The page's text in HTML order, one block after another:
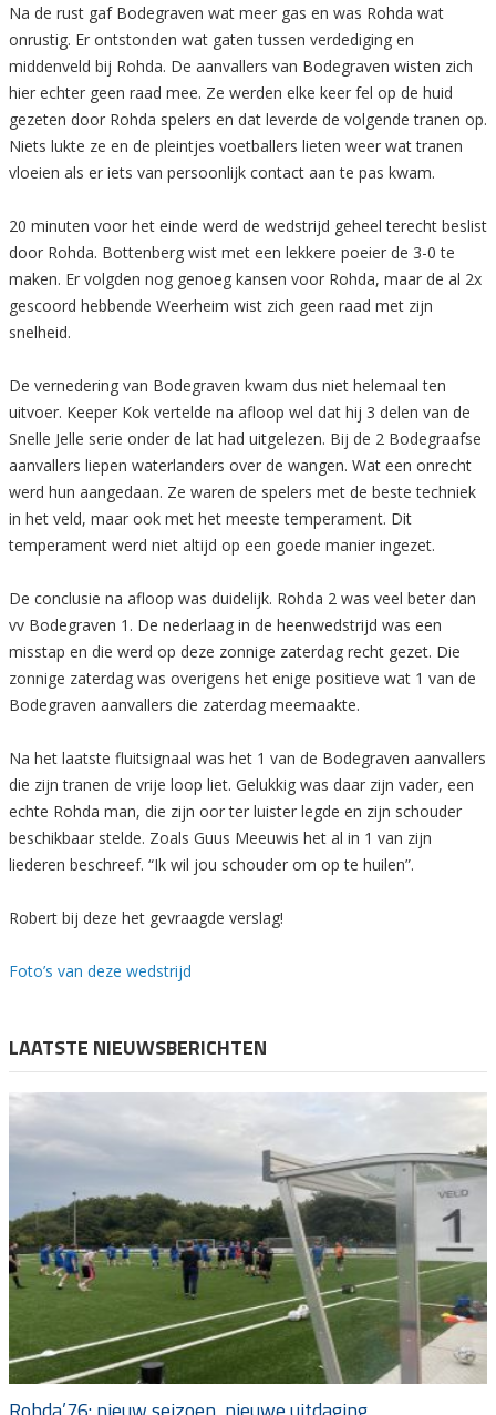
Na de rust gaf Bodegraven wat meer gas en was Rohda wat
onrustig. Er ontstonden wat gaten tussen verdediging en
middenveld bij Rohda. De aanvallers van Bodegraven wisten zich
hier echter geen raad mee. Ze werden elke keer fel op de huid
gezeten door Rohda spelers en dat leverde de volgende tranen op.
Niets lukte ze en de pleintjes voetballers lieten weer wat tranen
vloeien als er iets van persoonlijk contact aan te pas kwam.
20 minuten voor het einde werd de wedstrijd geheel terecht beslist
door Rohda. Bottenberg wist met een lekkere poeier de 3-0 te
maken. Er volgden nog genoeg kansen voor Rohda, maar de al 2x
gescoord hebbende Weerheim wist zich geen raad met zijn
snelheid.
De vernedering van Bodegraven kwam dus niet helemaal ten
uitvoer. Keeper Kok vertelde na afloop wel dat hij 3 delen van de
Snelle Jelle serie onder de lat had uitgelezen. Bij de 2 Bodegraafse
aanvallers liepen waterlanders over de wangen. Wat een onrecht
werd hun aangedaan. Ze waren de spelers met de beste techniek
in het veld, maar ook met het meeste temperament. Dit
temperament werd niet altijd op een goede manier ingezet.
De conclusie na afloop was duidelijk. Rohda 2 was veel beter dan
vv Bodegraven 1. De nederlaag in de heenwedstrijd was een
misstap en die werd op deze zonnige zaterdag recht gezet. Die
zonnige zaterdag was overigens het enige positieve wat 1 van de
Bodegraven aanvallers die zaterdag meemaakte.
Na het laatste fluitsignaal was het 1 van de Bodegraven aanvallers
die zijn tranen de vrije loop liet. Gelukkig was daar zijn vader, een
echte Rohda man, die zijn oor ter luister legde en zijn schouder
beschikbaar stelde. Zoals Guus Meeuwis het al in 1 van zijn
liederen beschreef. “Ik wil jou schouder om op te huilen”.
Robert bij deze het gevraagde verslag!
Foto’s van deze wedstrijd
LAATSTE NIEUWSBERICHTEN